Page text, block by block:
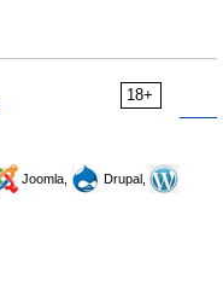
18+
Joomla,
Drupal,